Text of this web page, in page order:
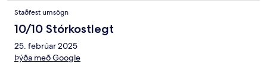
Staðfest umsögn
10/10 Stórkostlegt
25. febrúar 2025
Þýða með Google